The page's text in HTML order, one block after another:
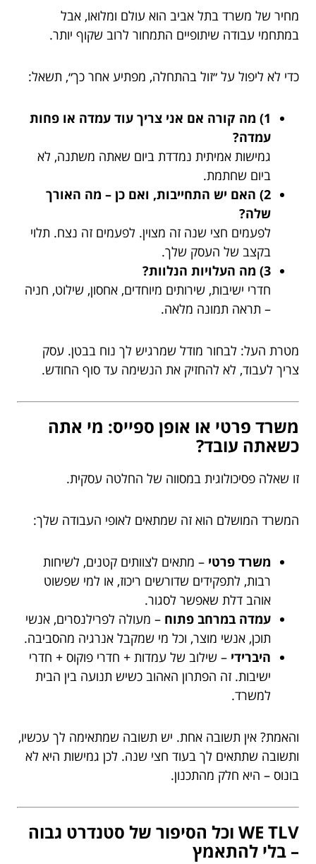
מחיר של משרד בתל אביב הוא עולם ומלואו, אבל
במתחמי עבודה שיתופיים התמחור לרוב שקוף יותר.
כדי לא ליפול על ״זול בהתחלה, מפתיע אחר כך״, תשאל:
1) מה קורה אם אני צריך עוד עמדה או פחות
עמדה?
גמישות אמיתית נמדדת ביום שאתה משתנה, לא
ביום שחתמת.
2) האם יש התחייבות, ואם כן – מה האורך
שלה?
לפעמים חצי שנה זה מצוין. לפעמים זה נצח. תלוי
בקצב של העסק שלך.
3) מה העלויות הנלוות?
חדרי ישיבות, שירותים מיוחדים, אחסון, שילוט, חניה
– תראה תמונה מלאה.
מטרת העל: לבחור מודל שמרגיש לך נוח בבטן. עסק
צריך לעבוד, לא להחזיק את הנשימה עד סוף החודש.
משרד פרטי או אופן ספייס: מי אתה
כשאתה עובד?
זו שאלה פסיכולוגית במסווה של החלטה עסקית.
המשרד המושלם הוא זה שמתאים לאופי העבודה שלך:
משרד פרטי – מתאים לצוותים קטנים, לשיחות
רבות, לתפקידים שדורשים ריכוז, או למי שפשוט
אוהב דלת שאפשר לסגור.
עמדה במרחב פתוח – מעולה לפרילנסרים, אנשי
תוכן, אנשי מוצר, וכל מי שמקבל אנרגיה מהסביבה.
היברידי – שילוב של עמדות + חדרי פוקוס + חדרי
ישיבות. זה הפתרון האהוב כשיש תנועה בין הבית
למשרד.
והאמת? אין תשובה אחת. יש תשובה שמתאימה לך עכשיו,
ותשובה שתתאים לך בעוד חצי שנה. לכן גמישות היא לא
בונוס – היא חלק מהתכנון.
WE TLV וכל הסיפור של סטנדרט גבוה
– בלי להתאמץ